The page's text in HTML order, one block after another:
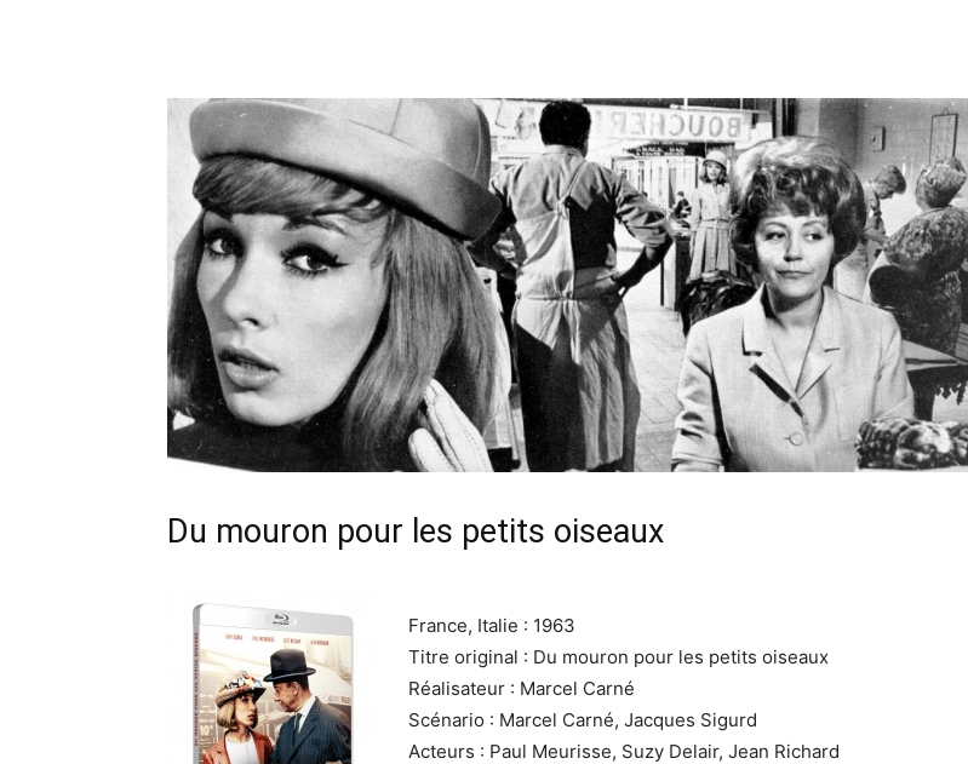
Du mouron pour les petits oiseaux
France, Italie : 1963
Titre original : Du mouron pour les petits oiseaux
Réalisateur : Marcel Carné
Scénario : Marcel Carné, Jacques Sigurd
Acteurs : Paul Meurisse, Suzy Delair, Jean Richard